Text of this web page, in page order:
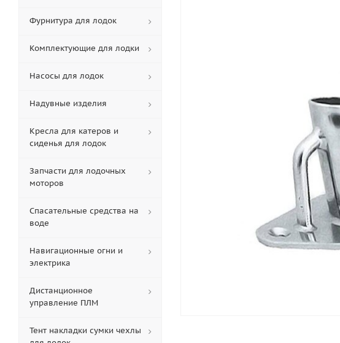
Фурнитура для лодок
Комплектующие для лодки
Насосы для лодок
Надувные изделия
Кресла для катеров и
сиденья для лодок
Запчасти для лодочных
моторов
Спасательные средства на
воде
Навигационные огни и
электрика
Дистанционное
управление ПЛМ
Тент накладки сумки чехлы